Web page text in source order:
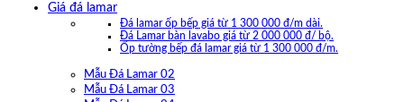
Giá đá lamar
Đá lamar ốp bếp giá từ 1 300 000 đ/m dài.
Đá Lamar bàn lavabo giá từ 2 000 000 đ/ bộ.
Ốp tường bếp đá lamar giá từ 1 300 000 đ/m.
Mẫu Đá Lamar 02
Mẫu Đá Lamar 03